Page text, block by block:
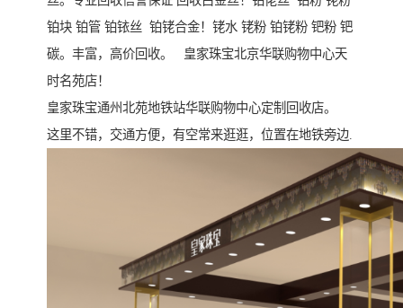
铂块 铂管 铂铱丝 铂铑合金！铑水 铑粉 铂铑粉 钯粉 钯
碳。丰富，高价回收。 皇家珠宝北京华联购物中心天
时名苑店！
皇家珠宝通州北苑地铁站华联购物中心定制回收店。
这里不错，交通方便，有空常来逛逛，位置在地铁旁边.